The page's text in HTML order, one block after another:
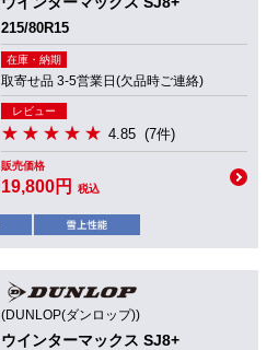
215/80R15
在庫・納期
取寄せ品 3-5営業日(欠品時ご連絡)
レビュー
4.85 (7件)
販売価格
19,800円 税込
(DUNLOP(ダンロップ))
ウインターマックス SJ8+